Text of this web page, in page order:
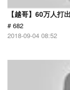
【越哥】60万人打
# 682
2018-09-04 08:52